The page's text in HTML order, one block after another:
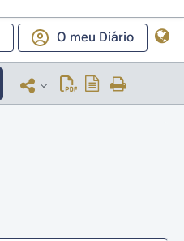
O meu Diário